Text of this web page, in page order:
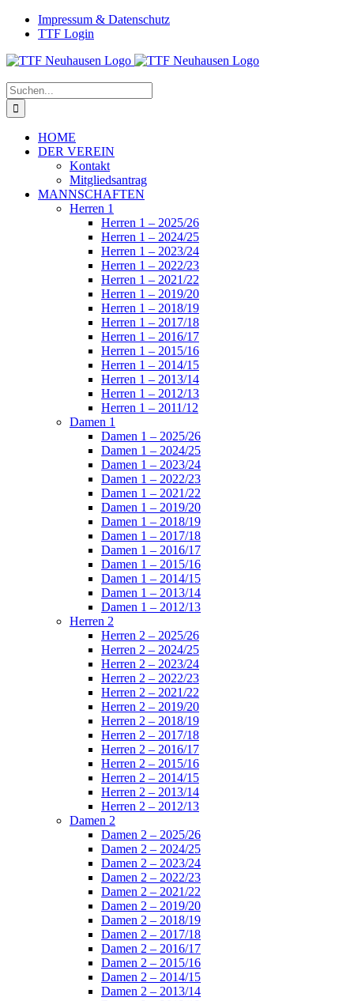
Zum
Inhalt
Facebook
InstagramImpressum & Datenschutz
TTF Login
Suche
nach:
HOME
DER VEREIN
Kontakt
Mitgliedsantrag
MANNSCHAFTEN
Herren 1
Herren 1 – 2025/26
Herren 1 – 2024/25
Herren 1 – 2023/24
Herren 1 – 2022/23
Herren 1 – 2021/22
Herren 1 – 2019/20
Herren 1 – 2018/19
Herren 1 – 2017/18
Herren 1 – 2016/17
Herren 1 – 2015/16
Herren 1 – 2014/15
Herren 1 – 2013/14
Herren 1 – 2012/13
Herren 1 – 2011/12
Damen 1
Damen 1 – 2025/26
Damen 1 – 2024/25
Damen 1 – 2023/24
Damen 1 – 2022/23
Damen 1 – 2021/22
Damen 1 – 2019/20
Damen 1 – 2018/19
Damen 1 – 2017/18
Damen 1 – 2016/17
Damen 1 – 2015/16
Damen 1 – 2014/15
Damen 1 – 2013/14
Damen 1 – 2012/13
Herren 2
Herren 2 – 2025/26
Herren 2 – 2024/25
Herren 2 – 2023/24
Herren 2 – 2022/23
Herren 2 – 2021/22
Herren 2 – 2019/20
Herren 2 – 2018/19
Herren 2 – 2017/18
Herren 2 – 2016/17
Herren 2 – 2015/16
Herren 2 – 2014/15
Herren 2 – 2013/14
Herren 2 – 2012/13
Damen 2
Damen 2 – 2025/26
Damen 2 – 2024/25
Damen 2 – 2023/24
Damen 2 – 2022/23
Damen 2 – 2021/22
Damen 2 – 2019/20
Damen 2 – 2018/19
Damen 2 – 2017/18
Damen 2 – 2016/17
Damen 2 – 2015/16
Damen 2 – 2014/15
Damen 2 – 2013/14